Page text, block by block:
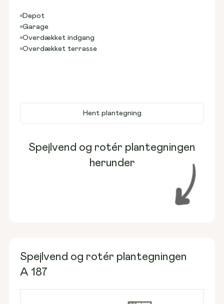
Depot
Garage
Overdækket indgang
Overdækket terrasse
Hent plantegning
Spejlvend og rotér plantegningen
herunder
Spejlvend og rotér plantegningen
A 187